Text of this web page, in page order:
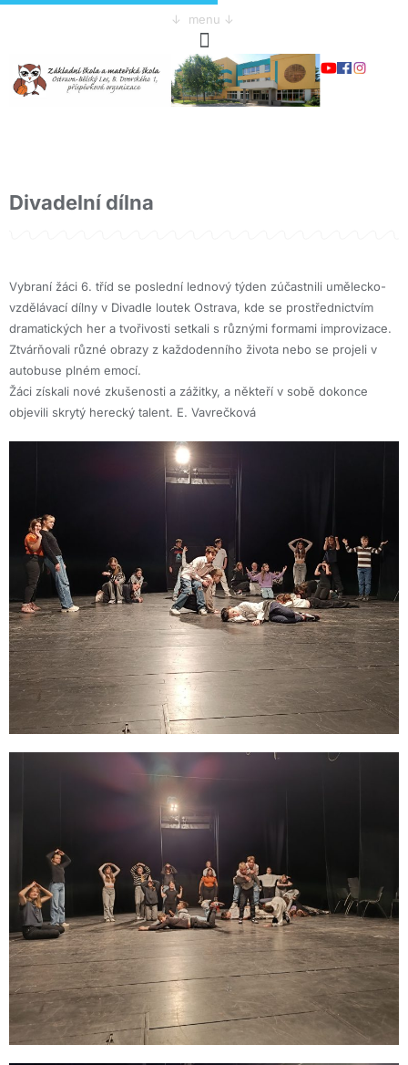
↓ menu ↓
Divadelní dílna
Vybraní žáci 6. tříd se poslední lednový týden zúčastnili umělecko-
vzdělávací dílny v Divadle loutek Ostrava, kde se prostřednictvím
dramatických her a tvořivosti setkali s různými formami improvizace.
Ztvárňovali různé obrazy z každodenního života nebo se projeli v
autobuse plném emocí.
Žáci získali nové zkušenosti a zážitky, a někteří v sobě dokonce
objevili skrytý herecký talent. E. Vavrečková